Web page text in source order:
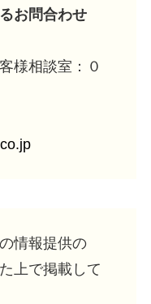
お問合わせ
相談室：０
情報提供の
上で掲載して